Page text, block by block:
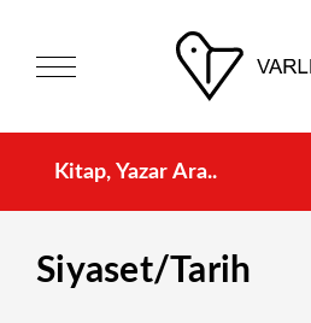
Siyaset/Tarih